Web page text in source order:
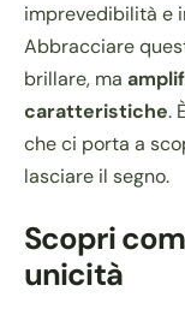
imprevedibilità e
Abbracciare
brillare, ma
caratteristiche.
che ci porta a
lasciare il segno.
Scopri
unicità